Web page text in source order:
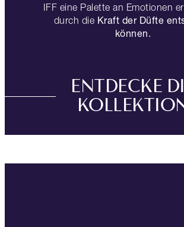
IFF eine Palette an Emotionen
durch die Kraft der Düfte
können.
ENTDECKE